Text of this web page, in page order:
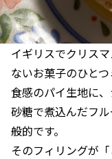
イギリスでクリス
ないお菓子のひと
食感のパイ生地に
砂糖で煮込んだフ
般的です。
そのフィリングが